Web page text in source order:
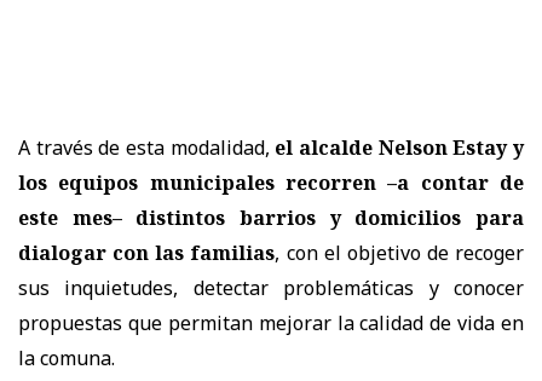
A través de esta modalidad, el alcalde Nelson Estay y
los equipos municipales recorren –a contar de
este mes– distintos barrios y domicilios para
dialogar con las familias, con el objetivo de recoger
sus inquietudes, detectar problemáticas y conocer
propuestas que permitan mejorar la calidad de vida en
la comuna.